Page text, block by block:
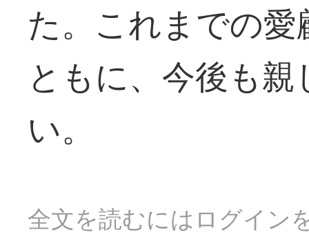
た。これまでの
ともに、今後も
い。
全文を読むにはログイン